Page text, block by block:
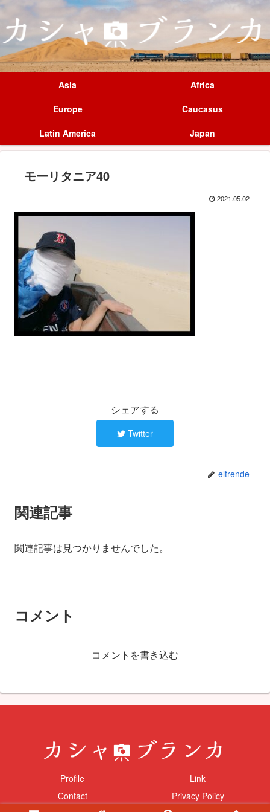
Asia
Africa
Europe
Caucasus
Latin America
Japan
モーリタニア40
2021.05.02
シェアする
Twitter
eltrende
関連記事
関連記事は見つかりませんでした。
コメント
コメントを書き込む
Profile
Link
Contact
Privacy Policy